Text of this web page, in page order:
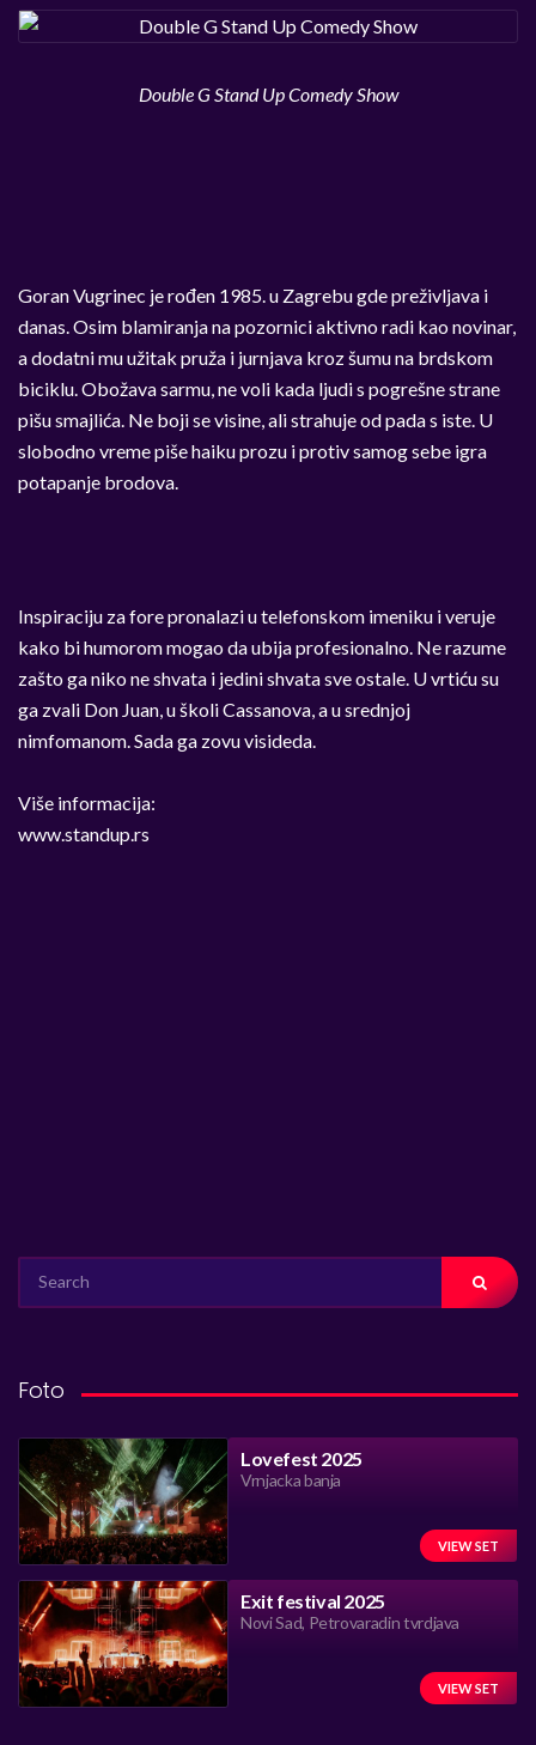
Double G Stand Up Comedy Show
Goran Vugrinec je rođen 1985. u Zagrebu gde preživljava i
danas. Osim blamiranja na pozornici aktivno radi kao novinar,
a dodatni mu užitak pruža i jurnjava kroz šumu na brdskom
biciklu. Obožava sarmu, ne voli kada ljudi s pogrešne strane
pišu smajlića. Ne boji se visine, ali strahuje od pada s iste. U
slobodno vreme piše haiku prozu i protiv samog sebe igra
potapanje brodova.
Inspiraciju za fore pronalazi u telefonskom imeniku i veruje
kako bi humorom mogao da ubija profesionalno. Ne razume
zašto ga niko ne shvata i jedini shvata sve ostale. U vrtiću su
ga zvali Don Juan, u školi Cassanova, a u srednjoj
nimfomanom. Sada ga zovu visideda.
Više informacija:
www.standup.rs
FOR:
Foto
Lovefest 2025
Vrnjacka banja
VIEW SET
Exit festival 2025
Novi Sad, Petrovaradin tvrdjava
VIEW SET